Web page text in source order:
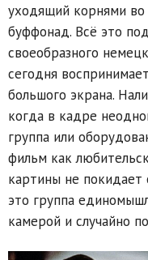
уходящий корнями
буффонад. Всё это
своеобразного
сегодня
большого экрана.
когда в кадре
группа или
фильм как
картины не покидает
это группа
камерой и случайно